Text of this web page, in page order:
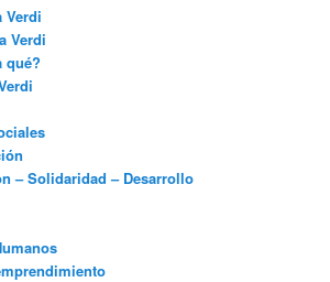
Verdi
Verdi
qué?
– Solidaridad – Desarrollo